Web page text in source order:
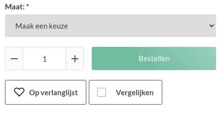
Maat: *
Bestellen
Op verlanglijst Vergelijken